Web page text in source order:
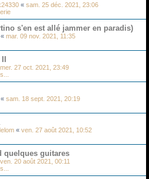
« sam. 25 déc. 2021, 23:06
s'en est allé jammer en paradis)
« mar. 09 nov. 2021, 11:35
II
mer. 27 oct. 2021, 23:49
« sam. 18 sept. 2021, 20:19
« ven. 27 août 2021, 10:52
quelques guitares
ven. 20 août 2021, 00:11